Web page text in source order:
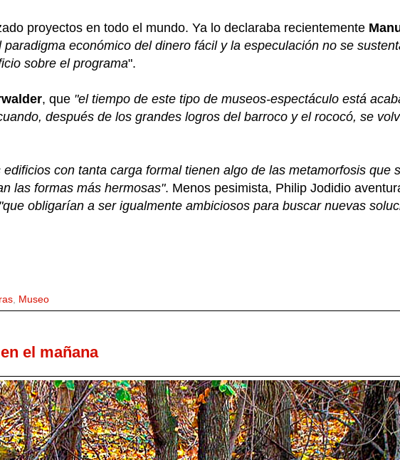
proyectos en todo el mundo. Ya lo declaraba recientemente
paradigma económico del dinero fácil y la especulación no se
sobre el programa".
, que "el tiempo de este tipo de museos-espectáculo está
después de los grandes logros del barroco y el rococó, se
edificios con tanta carga formal tienen algo de las metamorfosis que
las formas más hermosas". Menos pesimista, Philip Jodidio
"que obligarían a ser igualmente ambiciosos para buscar nuevas
, Museo
el mañana